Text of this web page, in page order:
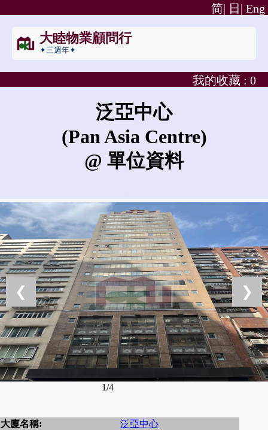
Eng
日|
简|
大睦物業顧問行
✦三週年✦
我的收藏 : 0
泛亞中心
(Pan Asia Centre)
@ 單位資料
❮ ❯
1/4
大廈名稱:
泛亞中心